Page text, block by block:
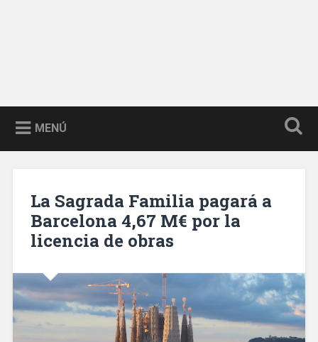
MENÚ
La Sagrada Familia pagará a
Barcelona 4,67 M€ por la
licencia de obras